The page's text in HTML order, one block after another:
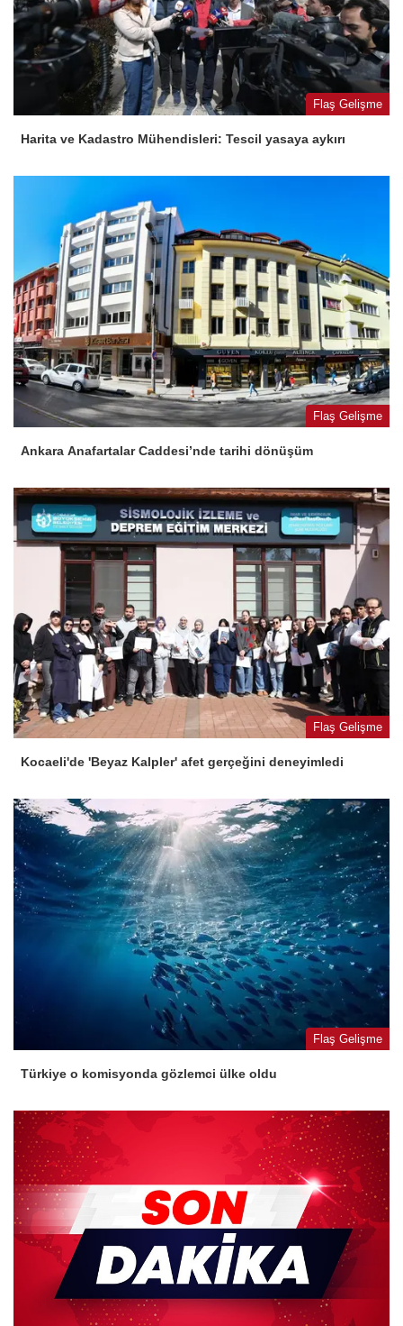
Flaş Gelişme
Harita ve Kadastro Mühendisleri: Tescil yasaya aykırı
Flaş Gelişme
Ankara Anafartalar Caddesi’nde tarihi dönüşüm
Flaş Gelişme
Kocaeli'de 'Beyaz Kalpler' afet gerçeğini deneyimledi
Flaş Gelişme
Türkiye o komisyonda gözlemci ülke oldu